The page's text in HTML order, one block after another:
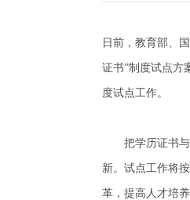
日前，教育部、
证书”制度试点方
度试点工作。
把学历证书与
新。试点工作将
革，提高人才培